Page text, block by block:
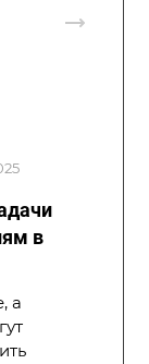
в
а